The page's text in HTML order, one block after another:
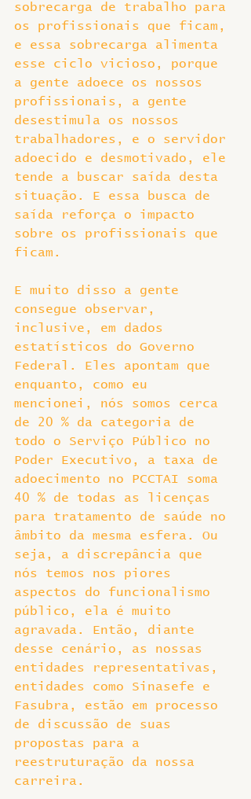
sobrecarga de trabalho para
os profissionais que ficam,
e essa sobrecarga alimenta
esse ciclo vicioso, porque
a gente adoece os nossos
profissionais, a gente
desestimula os nossos
trabalhadores, e o servidor
adoecido e desmotivado, ele
tende a buscar saída desta
situação. E essa busca de
saída reforça o impacto
sobre os profissionais que
ficam.
E muito disso a gente
consegue observar,
inclusive, em dados
estatísticos do Governo
Federal. Eles apontam que
enquanto, como eu
mencionei, nós somos cerca
de 20 % da categoria de
todo o Serviço Público no
Poder Executivo, a taxa de
adoecimento no PCCTAI soma
40 % de todas as licenças
para tratamento de saúde no
âmbito da mesma esfera. Ou
seja, a discrepância que
nós temos nos piores
aspectos do funcionalismo
público, ela é muito
agravada. Então, diante
desse cenário, as nossas
entidades representativas,
entidades como Sinasefe e
Fasubra, estão em processo
de discussão de suas
propostas para a
reestruturação da nossa
carreira.